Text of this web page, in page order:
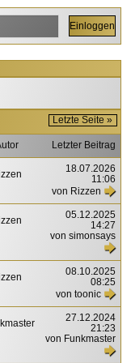
Letzte Seite »
Letzter Beitrag
18.07.2026
11:06
von Rizzen
05.12.2025
14:27
von simonsays
08.10.2025
08:25
von toonic
27.12.2024
21:23
von Funkmaster